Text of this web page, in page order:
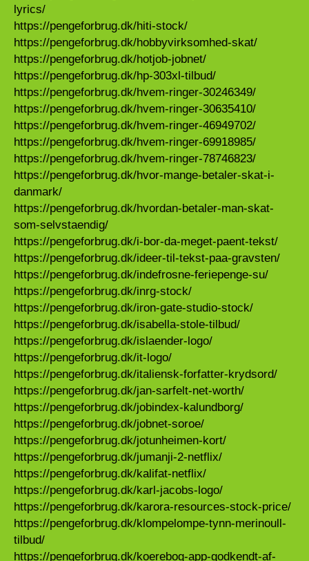
lyrics/
https://pengeforbrug.dk/hiti-stock/
https://pengeforbrug.dk/hobbyvirksomhed-skat/
https://pengeforbrug.dk/hotjob-jobnet/
https://pengeforbrug.dk/hp-303xl-tilbud/
https://pengeforbrug.dk/hvem-ringer-30246349/
https://pengeforbrug.dk/hvem-ringer-30635410/
https://pengeforbrug.dk/hvem-ringer-46949702/
https://pengeforbrug.dk/hvem-ringer-69918985/
https://pengeforbrug.dk/hvem-ringer-78746823/
https://pengeforbrug.dk/hvor-mange-betaler-skat-i-
danmark/
https://pengeforbrug.dk/hvordan-betaler-man-skat-
som-selvstaendig/
https://pengeforbrug.dk/i-bor-da-meget-paent-tekst/
https://pengeforbrug.dk/ideer-til-tekst-paa-gravsten/
https://pengeforbrug.dk/indefrosne-feriepenge-su/
https://pengeforbrug.dk/inrg-stock/
https://pengeforbrug.dk/iron-gate-studio-stock/
https://pengeforbrug.dk/isabella-stole-tilbud/
https://pengeforbrug.dk/islaender-logo/
https://pengeforbrug.dk/it-logo/
https://pengeforbrug.dk/italiensk-forfatter-krydsord/
https://pengeforbrug.dk/jan-sarfelt-net-worth/
https://pengeforbrug.dk/jobindex-kalundborg/
https://pengeforbrug.dk/jobnet-soroe/
https://pengeforbrug.dk/jotunheimen-kort/
https://pengeforbrug.dk/jumanji-2-netflix/
https://pengeforbrug.dk/kalifat-netflix/
https://pengeforbrug.dk/karl-jacobs-logo/
https://pengeforbrug.dk/karora-resources-stock-price/
https://pengeforbrug.dk/klompelompe-tynn-merinoull-
tilbud/
https://pengeforbrug.dk/koerebog-app-godkendt-af-